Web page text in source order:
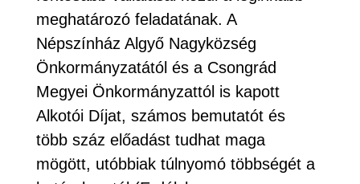
meghatározó feladatának. A
Népszínház Algyő Nagyközség
Önkormányzatától és a Csongrád
Megyei Önkormányzattól is kapott
Alkotói Díjat, számos bemutatót és
több száz előadást tudhat maga
mögött, utóbbiak túlnyomó többségét a